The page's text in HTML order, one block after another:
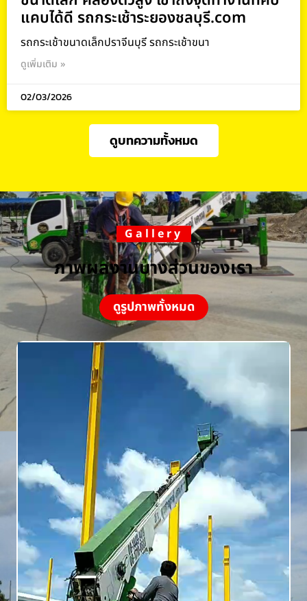
แคบได้ดี รถกระเช้าระยองชลบุรี.com
รถกระเช้าขนาดเล็กปราจีนบุรี รถกระเช้าขนา
ดูเพิ่มเติม »
02/03/2026
ดูบทความทั้งหมด
Gallery
ภาพผลงานบางส่วนของเรา
ดูรูปภาพทั้งหมด